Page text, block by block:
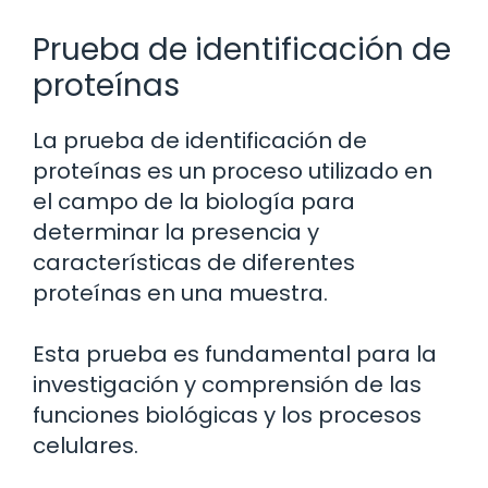
Prueba de identificación de
proteínas
La prueba de identificación de
proteínas es un proceso utilizado en
el campo de la biología para
determinar la presencia y
características de diferentes
proteínas en una muestra.
Esta prueba es fundamental para la
investigación y comprensión de las
funciones biológicas y los procesos
celulares.